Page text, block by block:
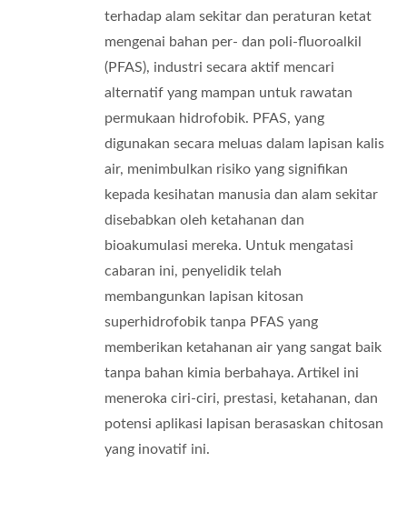
terhadap alam sekitar dan peraturan ketat
mengenai bahan per- dan poli-fluoroalkil
(PFAS), industri secara aktif mencari
alternatif yang mampan untuk rawatan
permukaan hidrofobik. PFAS, yang
digunakan secara meluas dalam lapisan kalis
air, menimbulkan risiko yang signifikan
kepada kesihatan manusia dan alam sekitar
disebabkan oleh ketahanan dan
bioakumulasi mereka. Untuk mengatasi
cabaran ini, penyelidik telah
membangunkan lapisan kitosan
superhidrofobik tanpa PFAS yang
memberikan ketahanan air yang sangat baik
tanpa bahan kimia berbahaya. Artikel ini
meneroka ciri-ciri, prestasi, ketahanan, dan
potensi aplikasi lapisan berasaskan chitosan
yang inovatif ini.